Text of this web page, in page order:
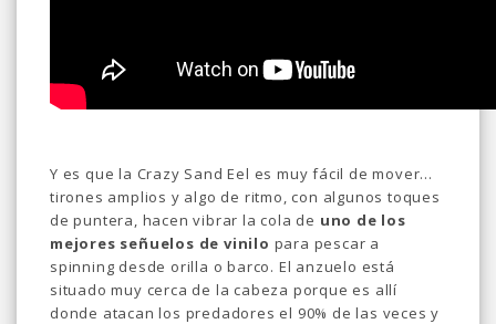
Y es que la Crazy Sand Eel es muy fácil de mover...
tirones amplios y algo de ritmo, con algunos toques
de puntera, hacen vibrar la cola de uno de los
mejores señuelos de vinilo para pescar a
spinning desde orilla o barco. El anzuelo está
situado muy cerca de la cabeza porque es allí
donde atacan los predadores el 90% de las veces y